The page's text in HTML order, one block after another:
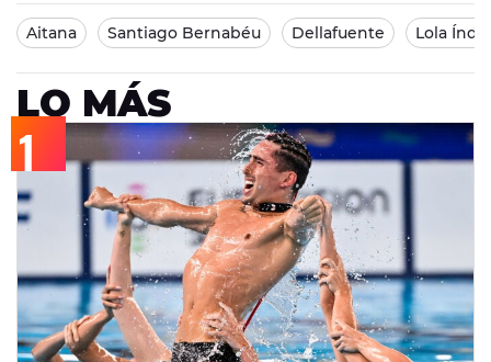
Aitana Santiago Bernabéu Dellafuente Lola
LO MÁS